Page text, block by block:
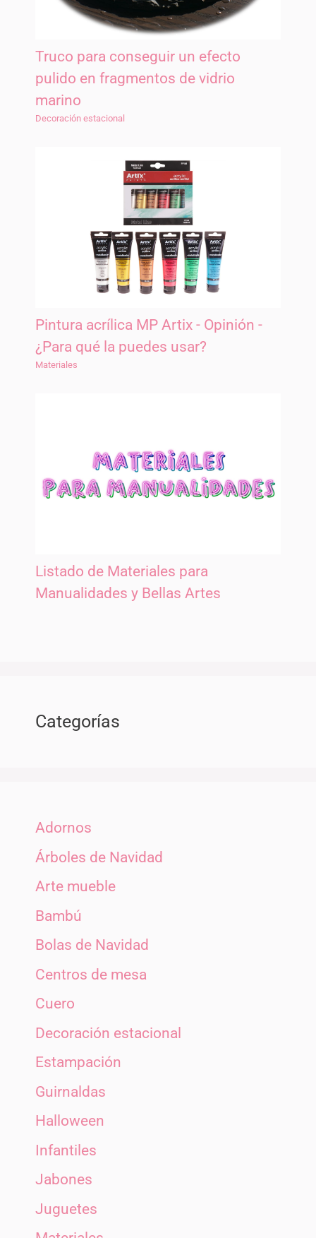
Truco para conseguir un efecto
pulido en fragmentos de vidrio
marino
Decoración estacional
Pintura acrílica MP Artix - Opinión -
¿Para qué la puedes usar?
Materiales
Listado de Materiales para
Manualidades y Bellas Artes
Categorías
Adornos
Árboles de Navidad
Arte mueble
Bambú
Bolas de Navidad
Centros de mesa
Cuero
Decoración estacional
Estampación
Guirnaldas
Halloween
Infantiles
Jabones
Juguetes